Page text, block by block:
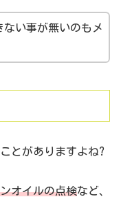
い事が無いのもメ
とがありますよね?
オイルの点検など、